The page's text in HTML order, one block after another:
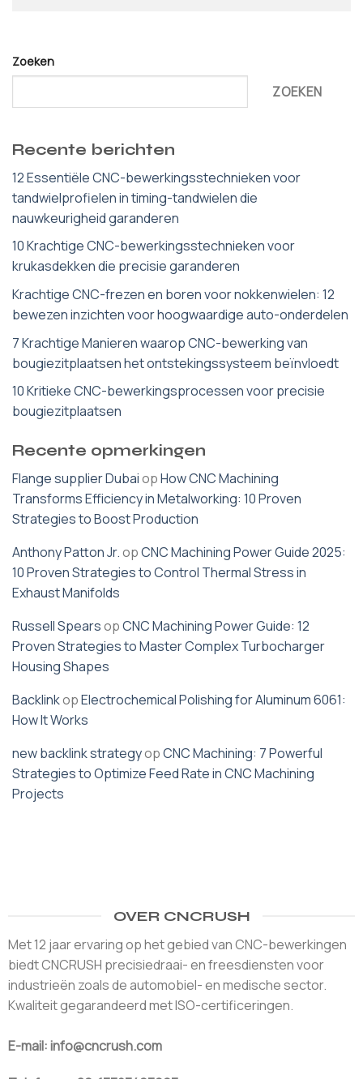
Zoeken
ZOEKEN
Recente berichten
12 Essentiële CNC-bewerkingsstechnieken voor
tandwielprofielen in timing-tandwielen die
nauwkeurigheid garanderen
10 Krachtige CNC-bewerkingsstechnieken voor
krukasdekken die precisie garanderen
Krachtige CNC-frezen en boren voor nokkenwielen: 12
bewezen inzichten voor hoogwaardige auto-onderdelen
7 Krachtige Manieren waarop CNC-bewerking van
bougiezitplaatsen het ontstekingssysteem beïnvloedt
10 Kritieke CNC-bewerkingsprocessen voor precisie
bougiezitplaatsen
Recente opmerkingen
Flange supplier DubaiopHow CNC Machining
Transforms Efficiency in Metalworking: 10 Proven
Strategies to Boost Production
Anthony Patton Jr.opCNC Machining Power Guide 2025:
10 Proven Strategies to Control Thermal Stress in
Exhaust Manifolds
Russell SpearsopCNC Machining Power Guide: 12
Proven Strategies to Master Complex Turbocharger
Housing Shapes
BacklinkopElectrochemical Polishing for Aluminum 6061:
How It Works
new backlink strategyopCNC Machining: 7 Powerful
Strategies to Optimize Feed Rate in CNC Machining
Projects
OVER CNCRUSH
Met 12 jaar ervaring op het gebied van CNC-bewerkingen
biedt CNCRUSH precisiedraai- en freesdiensten voor
industrieën zoals de automobiel- en medische sector.
Kwaliteit gegarandeerd met ISO-certificeringen.
E-mail: info@cncrush.com